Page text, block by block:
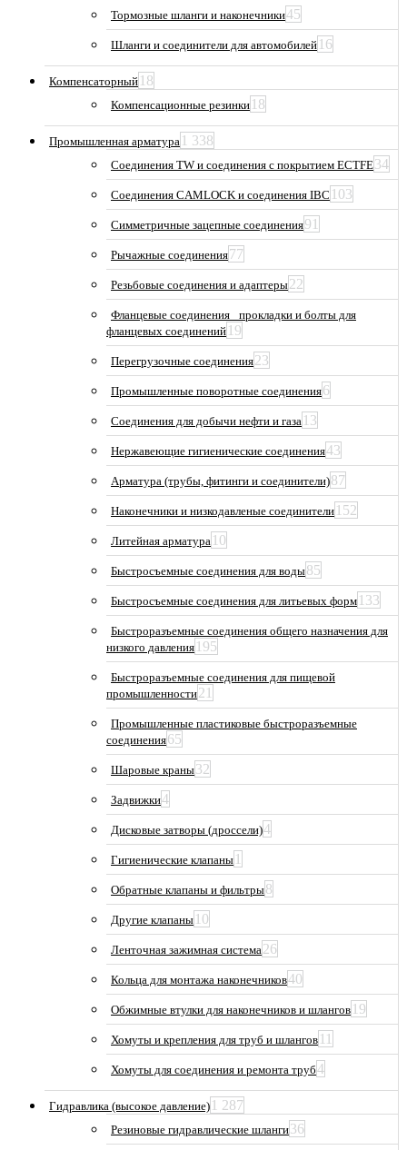
Тормозные шланги и наконечники45
Шланги и соединители для автомобилей 16
Компенсаторный 18
Компенсационные резинки 18
Промышленная арматура 1 338
Соединения TW и соединения с покрытием ECTFE34
Соединения CAMLOCK и соединения IBC 103
Симметричные зацепные соединения91
Рычажные соединения77
Резьбовые соединения и адаптеры22
Фланцевые соединения_ прокладки и болты для
фланцевых соединений 19
Перегрузочные соединения23
Промышленные поворотные соединения6
Соединения для добычи нефти и газа 13
Нержавеющие гигиенические соединения43
Арматура (трубы, фитинги и соединители)87
Наконечники и низкодавленые соединители 152
Литейная арматура 10
Быстросъемные соединения для воды85
Быстросъемные соединения для литьевых форм 133
Быстроразъемные соединения общего назначения для
низкого давления 195
Быстроразъемные соединения для пищевой
промышленности21
Промышленные пластиковые быстроразъемные
соединения65
Шаровые краны32
Задвижки4
Дисковые затворы (дроссели)4
Гигиенические клапаны 1
Обратные клапаны и фильтры8
Другие клапаны 10
Ленточная зажимная система26
Кольца для монтажа наконечников40
Обжимные втулки для наконечников и шлангов 19
Хомуты и крепления для труб и шлангов 11
Хомуты для соединения и ремонта труб4
Гидравлика (высокое давление) 1 287
Резиновые гидравлические шланги36